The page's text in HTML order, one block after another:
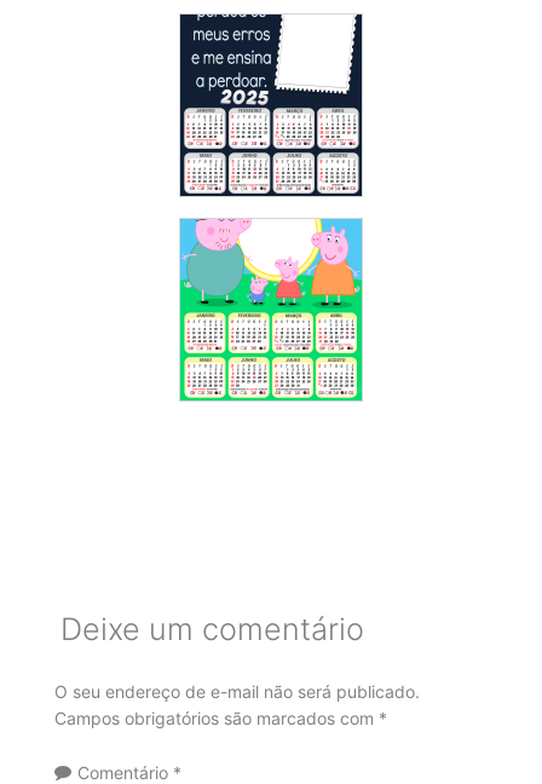
Deixe um comentário
O seu endereço de e-mail não será publicado.
Campos obrigatórios são marcados com *
Comentário *